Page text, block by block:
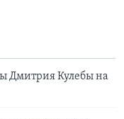
Дмитрия Кулебы на